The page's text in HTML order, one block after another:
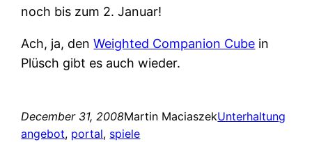
noch bis zum 2. Januar!
Ach, ja, denWeighted Companion Cube in
Plüsch gibt es auch wieder.
December 31, 2008Martin MaciaszekUnterhaltung
angebot, portal, spiele